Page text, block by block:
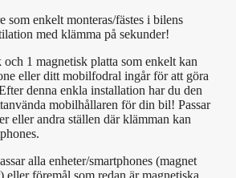
som enkelt monteras/fästes i bilens
med klämma på sekunder!
1 magnetisk platta som enkelt kan
eller ditt mobilfodral ingår för att göra
denna enkla installation har du den
mobilhållaren för din bil! Passar
eller andra ställen där klämman kan
alla enheter/smartphones (magnet